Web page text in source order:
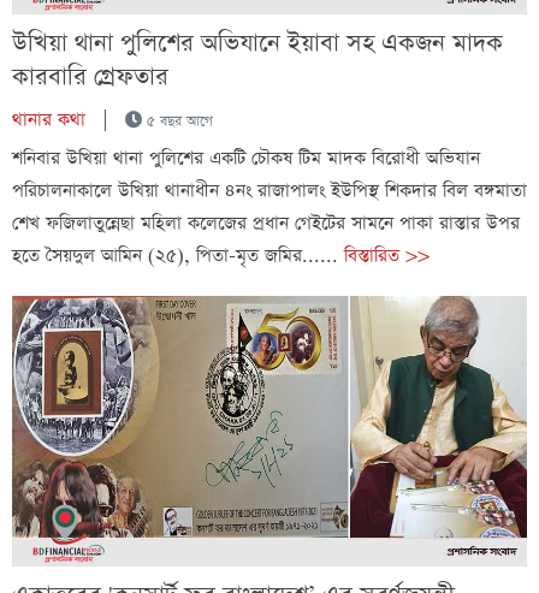
উখিয়া থানা পুলিশের অভিযানে ইয়াবা সহ একজন মাদক
কারবারি গ্রেফতার
থানার কথা ৫ বছর আগে
শনিবার উখিয়া থানা পুলিশের একটি চৌকষ টিম মাদক বিরোধী অভিযান
পরিচালনাকালে উখিয়া থানাধীন ৪নং রাজাপালং ইউপিস্থ শিকদার বিল বঙ্গমাতা
শেখ ফজিলাতুন্নেছা মহিলা কলেজের প্রধান গেইটের সামনে পাকা রাস্তার উপর
হতে সৈয়দুল আমিন (২৫), পিতা-মৃত জমির......বিস্তারিত >>